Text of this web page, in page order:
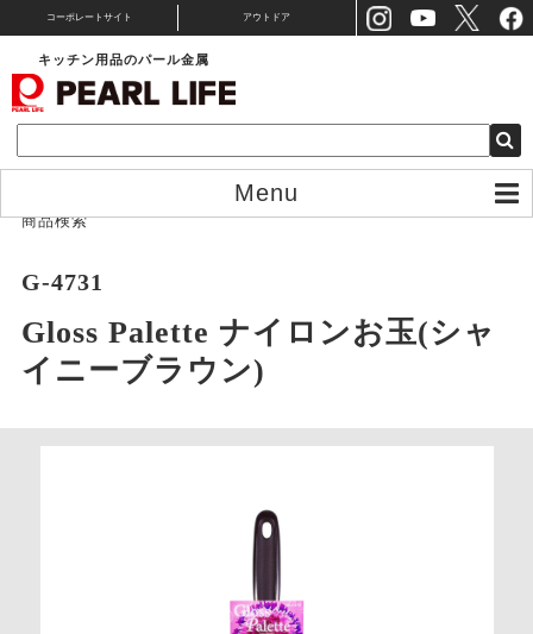
コーポレートサイト アウトドア
キッチン用品のパール金属
Menu
商品検索
G-4731
Gloss Palette ナイロンお玉(シャ
イニーブラウン)